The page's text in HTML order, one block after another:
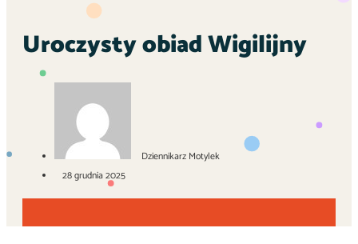
Uroczysty obiad Wigilijny
Dziennikarz Motylek
28 grudnia 2025